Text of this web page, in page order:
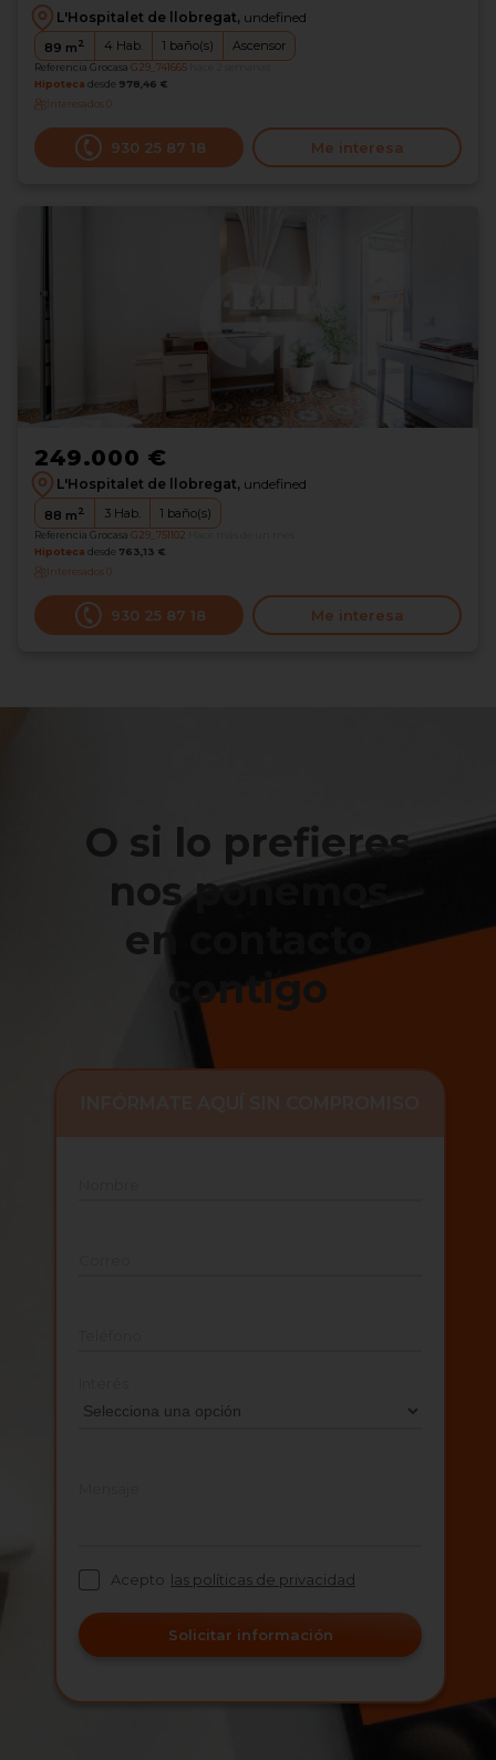
L'Hospitalet de llobregat, undefined
89 m2 4 Hab. 1 baño(s) Ascensor
Referencia Grocasa G29_741665
Hipoteca desde 978,46 €
Interesados0
930 25 87 18 Me interesa
249.000 €
L'Hospitalet de llobregat, undefined
88 m2 3 Hab. 1 baño(s)
Referencia Grocasa G29_751102
Hipoteca desde 763,13 €
Interesados0
930 25 87 18 Me interesa
O si lo prefieres
nos ponemos
en contacto
contigo
Acepto las políticas de privacidad
Solicitar información